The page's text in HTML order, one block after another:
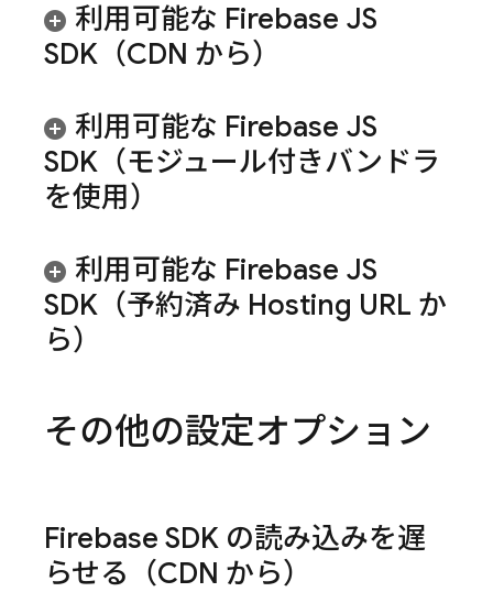
利用可能な Firebase JS
SDK（CDN から）
利用可能な Firebase JS
SDK（モジュール付きバンドラ
を使用）
利用可能な Firebase JS
SDK（予約済み Hosting URL か
ら）
その他の設定オプション
Firebase SDK の読み込みを遅
らせる（CDN から）